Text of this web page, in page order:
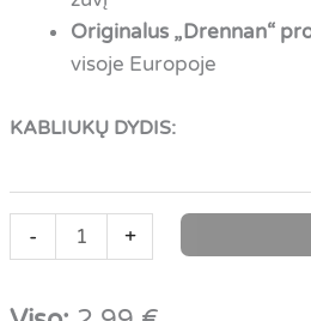
Originalus „Drennan“
visoje Europoje
KABLIUKŲ DYDIS:
-
produkto
kiekis:
+